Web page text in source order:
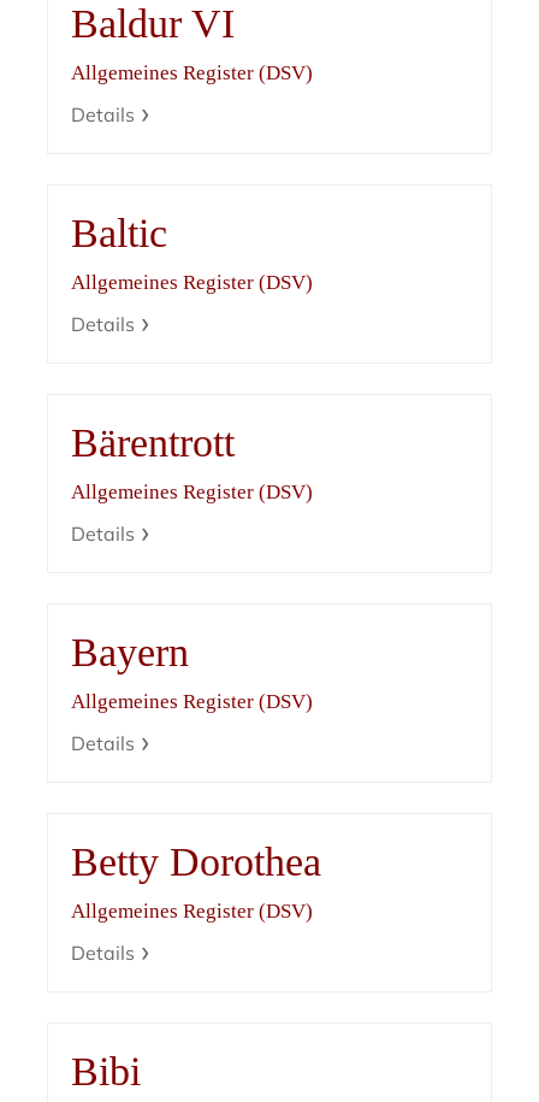
Baldur VI
Allgemeines Register (DSV)
Details
Baltic
Allgemeines Register (DSV)
Details
Bärentrott
Allgemeines Register (DSV)
Details
Bayern
Allgemeines Register (DSV)
Details
Betty Dorothea
Allgemeines Register (DSV)
Details
Bibi